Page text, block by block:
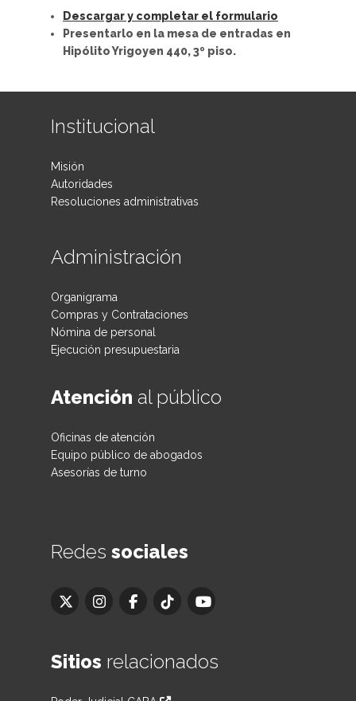
Descargar y completar el formulario
Presentarlo en la mesa de entradas en
Hipólito Yrigoyen 440, 3º piso.
Institucional
Misión
Autoridades
Resoluciones administrativas
Administración
Organigrama
Compras y Contrataciones
Nómina de personal
Ejecución presupuestaria
Atención al público
Oficinas de atención
Equipo público de abogados
Asesorías de turno
Redes sociales
Sitios relacionados